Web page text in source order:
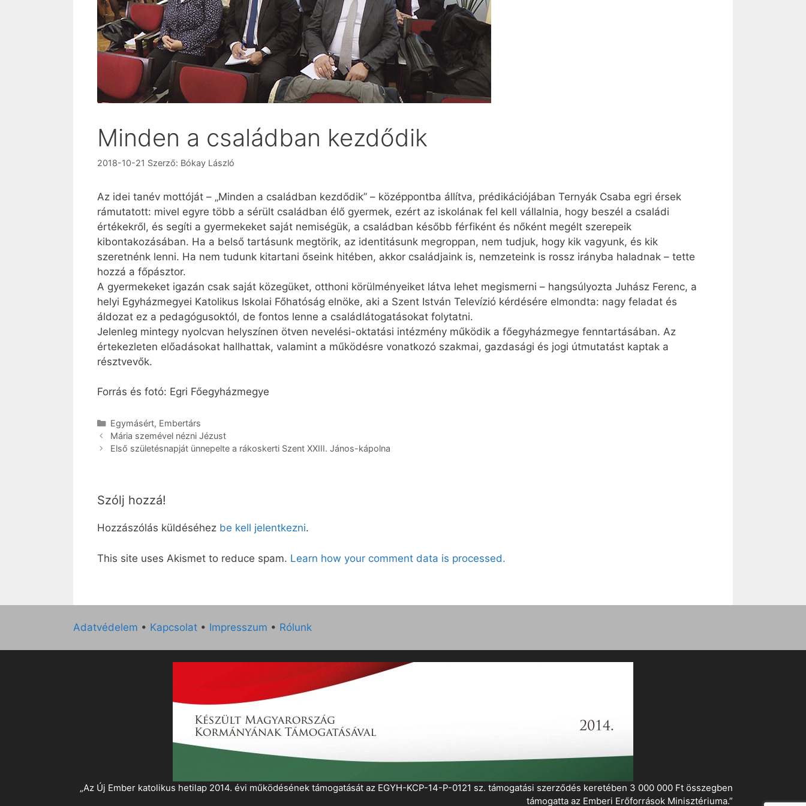
Minden a családban kezdődik
2018-10-21 Szerző: Bókay László
Az idei tanév mottóját – „Minden a családban kezdődik” – középpontba állítva, prédikációjában Ternyák Csaba egri érsek
rámutatott: mivel egyre több a sérült családban élő gyermek, ezért az iskolának fel kell vállalnia, hogy beszél a családi
értékekről, és segíti a gyermekeket saját nemiségük, a családban később férfiként és nőként megélt szerepeik
kibontakozásában. Ha a belső tartásunk megtörik, az identitásunk megroppan, nem tudjuk, hogy kik vagyunk, és kik
szeretnénk lenni. Ha nem tudunk kitartani őseink hitében, akkor családjaink is, nemzeteink is rossz irányba haladnak – tette
hozzá a főpásztor.
A gyermekeket igazán csak saját közegüket, otthoni körülményeiket látva lehet megismerni – hangsúlyozta Juhász Ferenc, a
helyi Egyházmegyei Katolikus Iskolai Főhatóság elnöke, aki a Szent István Televízió kérdésére elmondta: nagy feladat és
áldozat ez a pedagógusoktól, de fontos lenne a családlátogatásokat folytatni.
Jelenleg mintegy nyolcvan helyszínen ötven nevelési-oktatási intézmény működik a főegyházmegye fenntartásában. Az
értekezleten előadásokat hallhattak, valamint a működésre vonatkozó szakmai, gazdasági és jogi útmutatást kaptak a
résztvevők.
Forrás és fotó: Egri Főegyházmegye
Kategória
Egymásért, Embertárs
Mária szemével nézni Jézust
Első születésnapját ünnepelte a rákoskerti Szent XXIII. János-kápolna
Szólj hozzá!
Hozzászólás küldéséhez be kell jelentkezni.
This site uses Akismet to reduce spam. Learn how your comment data is processed.
Adatvédelem • Kapcsolat • Impresszum • Rólunk
„Az Új Ember katolikus hetilap 2014. évi működésének támogatását az EGYH-KCP-14-P-0121 sz. támogatási szerződés keretében 3 000 000 Ft összegben
támogatta az Emberi Erőforrások Minisztériuma.”